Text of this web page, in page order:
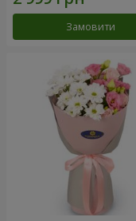
Замовити